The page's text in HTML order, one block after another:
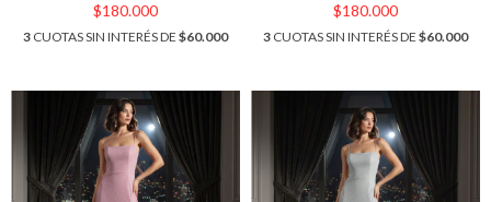
$180.000
3 CUOTAS SIN INTERÉS DE $60.000
$180.000
3 CUOTAS SIN INTERÉS DE $60.000